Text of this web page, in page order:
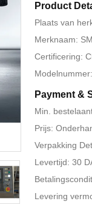
Product
Plaats van
Merknaam:
Certificering:
Payment &
Min.
Prijs:
Verpakking
Levertijd: 30
Levering